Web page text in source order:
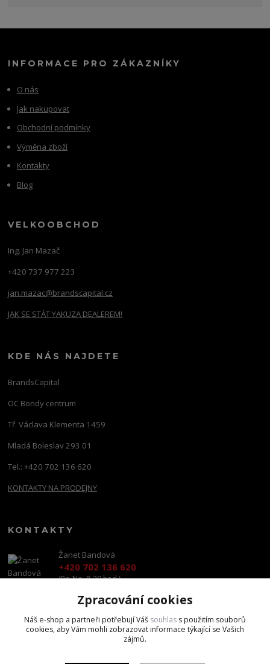
INFORMACE PRO ZÁKAZNÍKY
O nás
Jak nakupovat
Obchodní podmínky
Výměna zboží
Kontakty
Blog
VELKOOBCHOD
Ing. Jan Mazač
+420 737 977 223
jan.mazac@brandscapital.cz
JAK SE STÁT YAKUZA DEALEREM!
KDE NÁS NAJDETE
BrandsCapital
OC Bondy centrum
Tř. Václava Klementa 1459
Mladá Boleslav 293 01
Tel.: +420 702 136 620
KONTAKTY NA PRODEJNY
KONTAKTY
Žanet Bandová
+420 702 136 620
(Po-Ne, 8-20 hod.)
shop@brandscapital.cz
Zpracování cookies
Náš e-shop a partneři potřebují Váš souhlas s použitím souborů
cookies, aby Vám mohli zobrazovat informace týkající se Vašich
zájmů.